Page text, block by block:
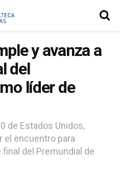
y avanza a
del
líder de
de Estados Unidos,
el encuentro para
del Premundial de